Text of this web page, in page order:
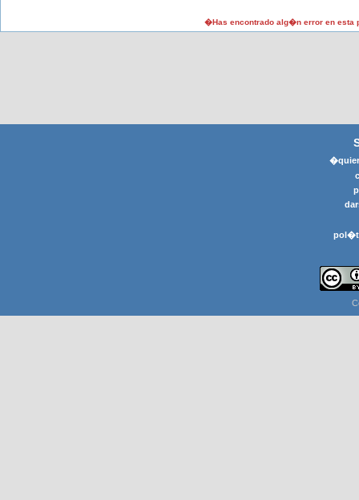
�Has encontrado alg�n error en esta